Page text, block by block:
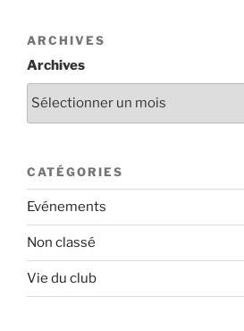
ARCHIVES
Archives
CATÉGORIES
Evénements
Non classé
Vie du club